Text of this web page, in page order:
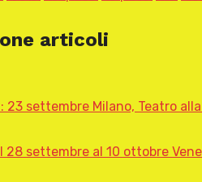
articoli
23 settembre Milano, Teatro
28 settembre al 10 ottobre